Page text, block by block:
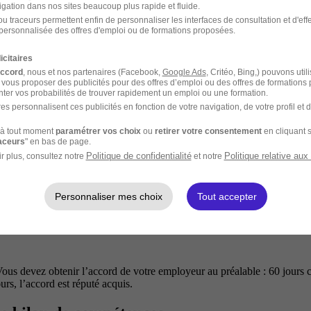
sur moncompteformation.gouv.fr, connectez-vous via France
si vous n’avez pas
de l’année suivante.
souhaitant financer une formation doit régler un reste à charge de
Travail et les salariés dont l’employeur co-finance la formation.
préparent à une certification inscrite au Répertoire national des
devez obtenir l’accord de votre employeur au préalable : 60
l’accord est réputé acquis.
dans nos sites beaucoup plus rapide et fluide.
traceurs permettent enfin de personnaliser les interfaces de consultation et
des offres d'emploi ou de formations proposées.
, nous et nos partenaires (Facebook, Google Ads, Critéo, Bing,) pouvons
proposer des publicités pour des offres d’emploi ou des offres de formations
vos probabilités de trouver rapidement un emploi ou une formation.
personnalisent ces publicités en fonction de votre navigation, de votre profil et
tout moment paramétrer vos choix ou retirer votre consentementen cliquant
" en bas de page.
plus, consultez notre Politique de confidentialitéet notre Politique relative aux
Personnaliser mes choix Tout accepter